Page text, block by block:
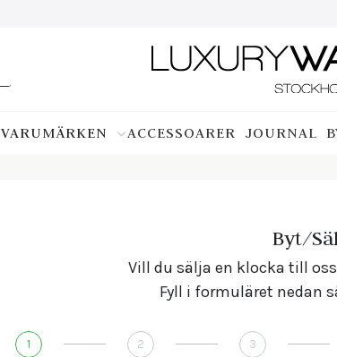
VARUMÄRKEN ACCESSOARER JOURNAL
Byt/
Vill du sälja en klocka till
Fyll i formuläret nedan
1 2 3